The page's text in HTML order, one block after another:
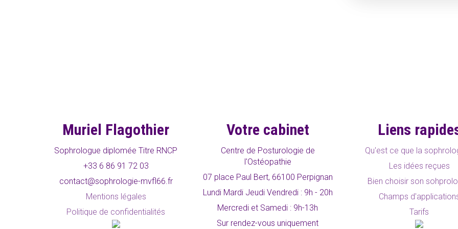
Muriel Flagothier
Sophrologue diplomée Titre RNCP
+33 6 86 91 72 03
contact@sophrologie-mvfl66.fr
Mentions légales
Politique de confidentialités
Votre cabinet
Centre de Posturologie de
l'Ostéopathie
07 place Paul Bert, 66100 Perpignan
Lundi Mardi Jeudi Vendredi : 9h - 20h
Mercredi et Samedi : 9h-13h
Sur rendez-vous uniquement
Liens
Qu'est ce que la
Les idées reçues
Bien choisir son
Champs
Tarifs